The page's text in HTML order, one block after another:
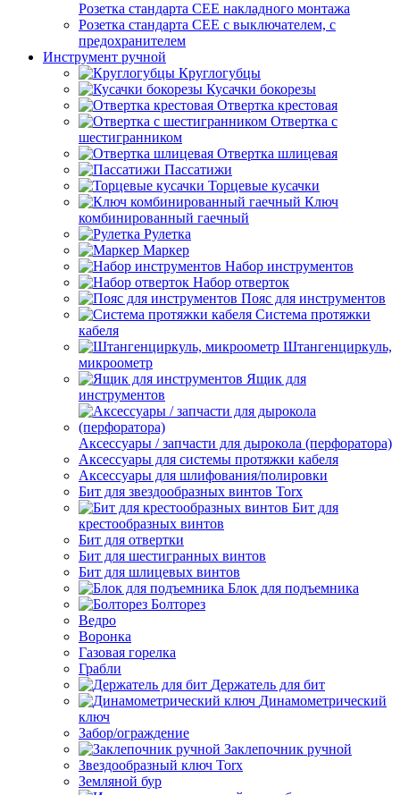
Розетка стандарта СЕЕ накладного монтажа
Розетка стандарта СЕЕ с выключателем, с
предохранителем
Инструмент ручной
Круглогубцы
Кусачки бокорезы
Отвертка крестовая
Отвертка с
шестигранником
Отвертка шлицевая
Пассатижи
Торцевые кусачки
Ключ
комбинированный гаечный
Рулетка
Маркер
Набор инструментов
Набор отверток
Пояс для инструментов
Система протяжки
кабеля
Штангенциркуль,
микроометр
Ящик для
инструментов
Аксессуары / запчасти для дырокола (перфоратора)
Аксессуары для системы протяжки кабеля
Аксессуары для шлифования/полировки
Бит для звездообразных винтов Torx
Бит для
крестообразных винтов
Бит для отвертки
Бит для шестигранных винтов
Бит для шлицевых винтов
Блок для подъемника
Болторез
Ведро
Воронка
Газовая горелка
Грабли
Держатель для бит
Динамометрический
ключ
Забор/ограждение
Заклепочник ручной
Звездообразный ключ Torx
Земляной бур